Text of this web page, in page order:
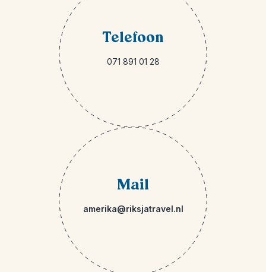
Telefoon
071 891 01 28
Mail
amerika@riksjatravel.nl